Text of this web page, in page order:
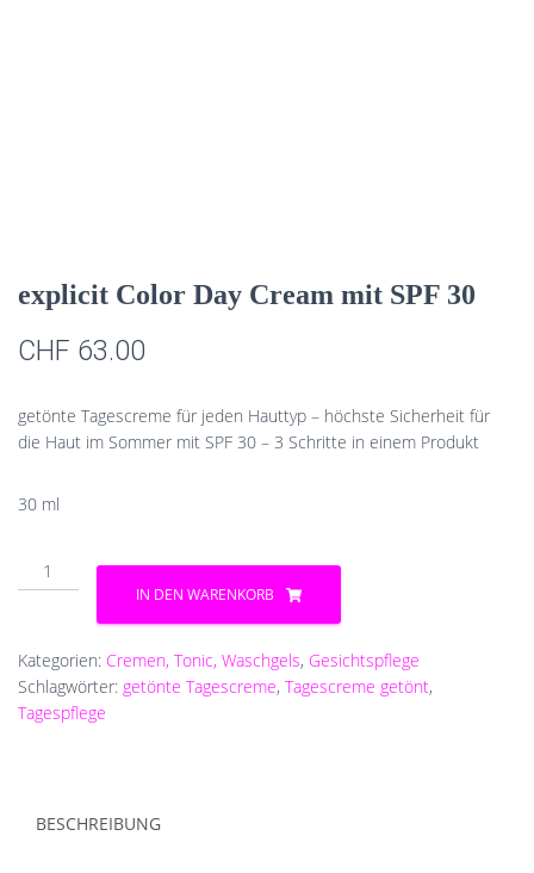
explicit Color Day Cream mit SPF 30
CHF 63.00
getönte Tagescreme für jeden Hauttyp – höchste Sicherheit für
die Haut im Sommer mit SPF 30 – 3 Schritte in einem Produkt
30 ml
explicit
Color
mit
SPF
30
Menge
IN DEN WARENKORB
Kategorien: Cremen, Tonic, Waschgels, Gesichtspflege
Schlagwörter: getönte Tagescreme, Tagescreme getönt,
Tagespflege
BESCHREIBUNG